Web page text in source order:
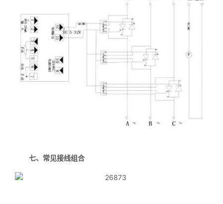
七、常见接线组合